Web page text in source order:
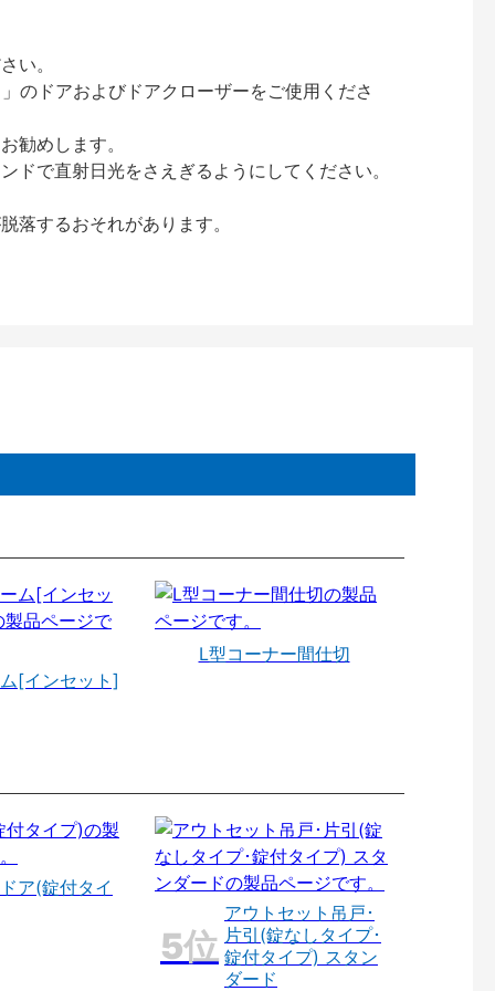
い。
のドアおよびドアクローザーをご使用くださ
勧めします。
で直射日光をさえぎるようにしてください。
するおそれがあります。
[インセット]
L型コーナー間仕切
ア(錠付タイ
アウトセット吊戸･
片引(錠なしタイプ･
錠付タイプ) スタン
ダード